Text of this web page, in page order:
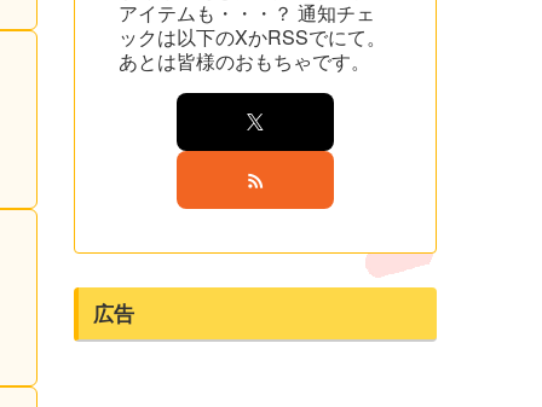
アイテムも・・・？ 通知チェ
ックは以下のXかRSSでにて。
あとは皆様のおもちゃです。
広告